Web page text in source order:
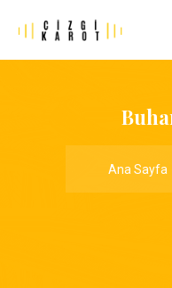
Ana Sayfa